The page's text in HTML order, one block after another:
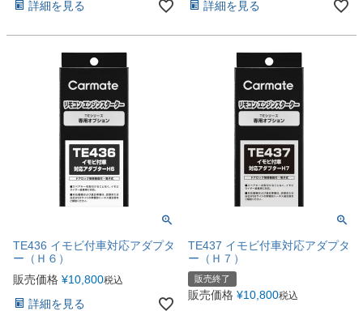
詳細を見る 詳細を見る
TE436 イモビ付車対応アダプタ
ー（Ｈ６）
販売価格 ¥10,800税込
詳細を見る
TE437 イモビ付車対応アダプタ
ー（Ｈ７）
販売終了
販売価格 ¥10,800税込